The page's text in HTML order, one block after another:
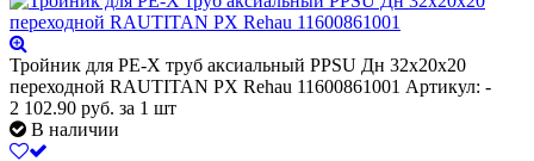
Тройник для PE-X труб аксиальный PPSU Дн 32х20х20
переходной RAUTITAN PX Rehau 11600861001 Артикул: -
2 102.90 руб. за 1 шт
В наличии